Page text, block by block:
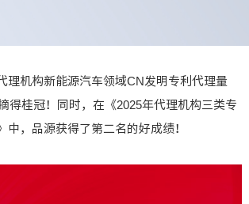
理机构新能源汽车领域CN发明专利代理量
得桂冠！同时，在《2025年代理机构三类专
中，品源获得了第二名的好成绩！